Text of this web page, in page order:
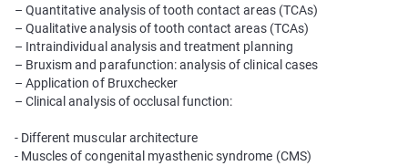
– Quantitative analysis of tooth contact areas (TCAs)
– Qualitative analysis of tooth contact areas (TCAs)
– Intraindividual analysis and treatment planning
– Bruxism and parafunction: analysis of clinical cases
– Application of Bruxсhecker
– Clinical analysis of occlusal function:
- Different muscular architecture
- Muscles of congenital myasthenic syndrome (CMS)